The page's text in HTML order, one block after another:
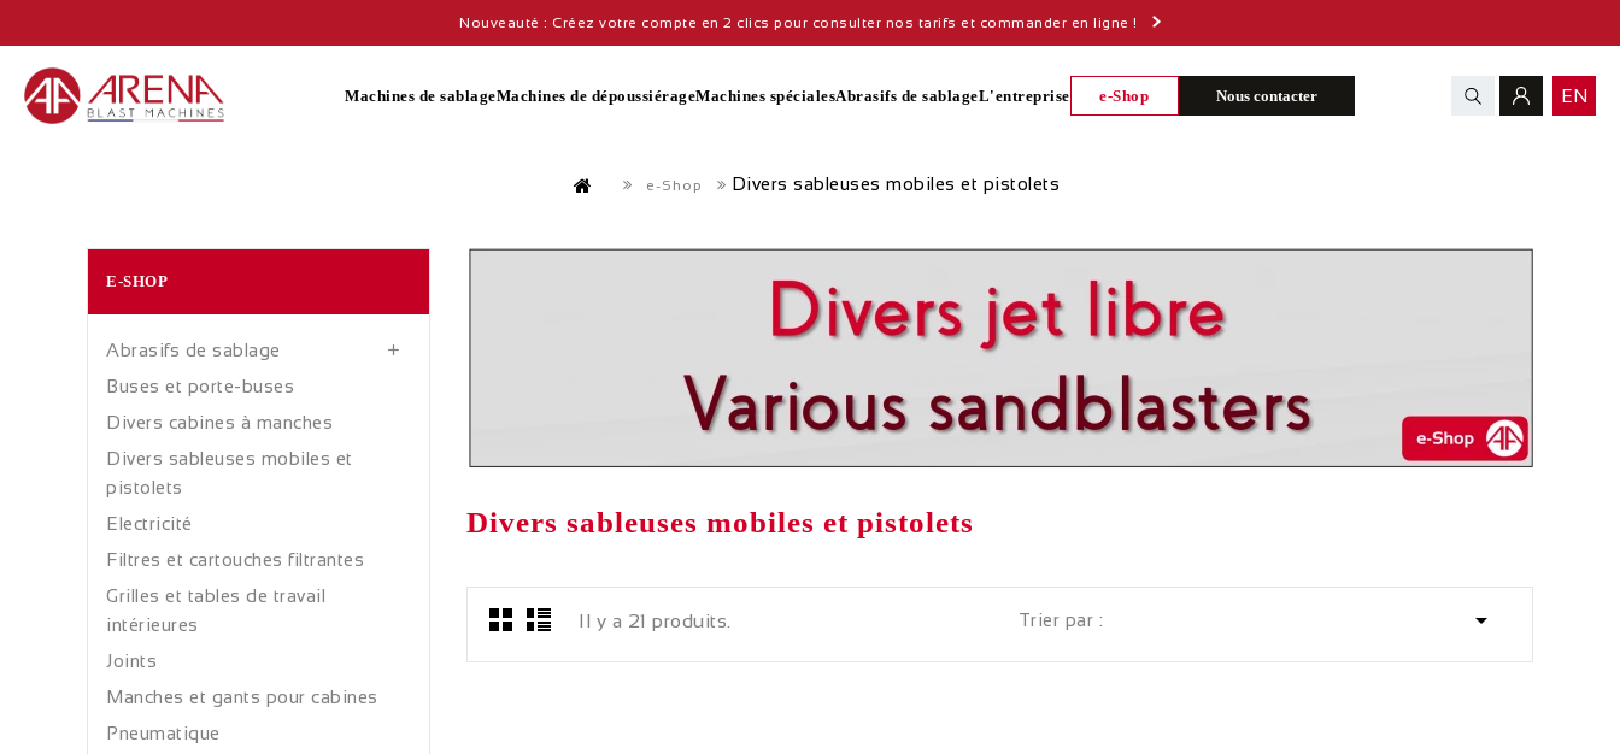
Nouveauté : Créez votre compte en 2 clics pour consulter nos tarifs et commander en ligne !
Machines de sablageMachines de dépoussiérageMachines spécialesAbrasifs de sablageL'entreprise e-Shop Nous contacter EN
e-Shop Divers sableuses mobiles et pistolets
E-SHOP
Abrasifs de sablage 
Buses et porte-buses
Divers cabines à manches
Divers sableuses mobiles et
pistolets
Electricité
Filtres et cartouches filtrantes
Grilles et tables de travail
intérieures
Joints
Manches et gants pour cabines
Pneumatique
Divers sableuses mobiles et pistolets
Il y a 21 produits. Trier par : 